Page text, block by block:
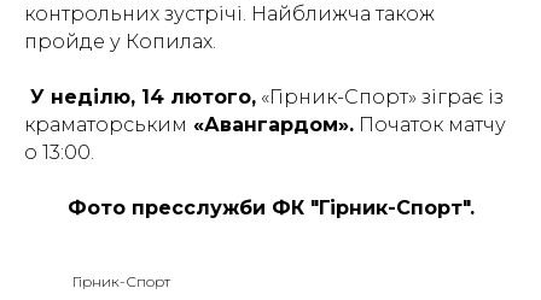
контрольних зустрічі. Найближча також
пройде у Копилах.
У неділю, 14 лютого, «Гірник-Спорт» зіграє із
краматорським «Авангардом». Початок матчу
о 13:00.
Фото пресслужби ФК "Гірник-Спорт".
Гірник-Спорт